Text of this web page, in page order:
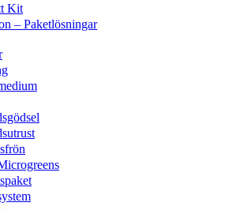
Kit
– Paketlösningar